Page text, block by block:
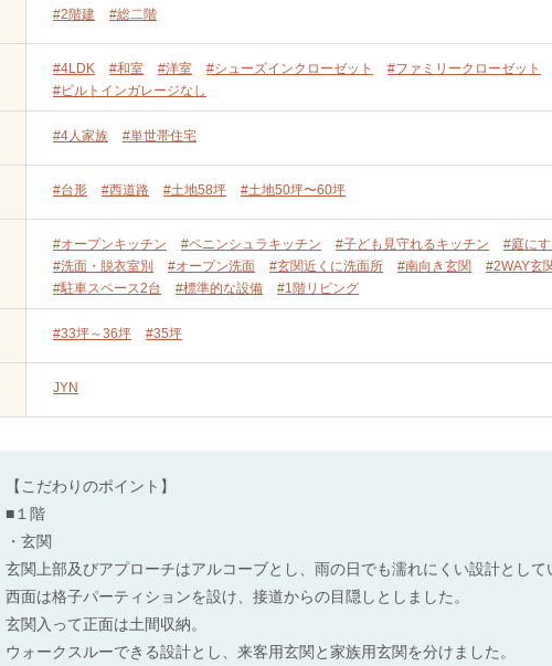
#2階建 #総二階
#4LDK #和室 #洋室 #シューズインクローゼット #ファミリークローゼット
#ビルトインガレージなし
#4人家族 #単世帯住宅
#台形 #西道路 #土地58坪 #土地50坪〜60坪
#オープンキッチン #ペニンシュラキッチン #子ども見守れるキッチン #庭に
#洗面・脱衣室別
#オープン洗面 #玄関近くに洗面所 #南向き玄関 #2WAY玄
#駐車スペース2台
#標準的な設備 #1階リビング
#33坪～36坪 #35坪
JYN
【こだわりのポイント】
■１階
・玄関
玄関上部及びアプローチはアルコーブとし、雨の日でも濡れにくい設計として
西面は格子パーティションを設け、接道からの目隠しとしました。
玄関入って正面は土間収納。
ウォークスルーできる設計とし、来客用玄関と家族用玄関を分けました。